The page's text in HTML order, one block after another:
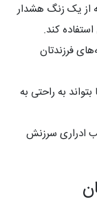
از یک زنگ هشدار
کند.
فرزندتان
به راحتی به
ادراری سرزنش